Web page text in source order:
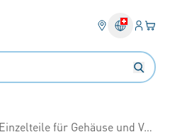
Ihr
für Gehäuse und Verbindungsdosen